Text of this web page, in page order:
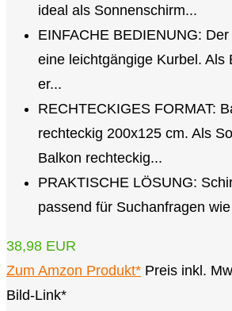
ideal als Sonnenschirm...
EINFACHE BEDIENUNG:
eine leichtgängige Kurbel. Als
er...
RECHTECKIGES FORMAT:
rechteckig 200x125 cm. Als
Balkon rechteckig...
PRAKTISCHE LÖSUNG:
passend für Suchanfragen
38,98 EUR
Zum Amzon Produkt* Preis inkl.
Bild-Link*